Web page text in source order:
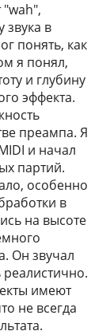
звука в
понять, как
я понял,
и глубину
эффекта.
преампа. Я
и начал
партий.
особенно
в
на высоте
Он звучал
реалистично.
имеют
не всегда